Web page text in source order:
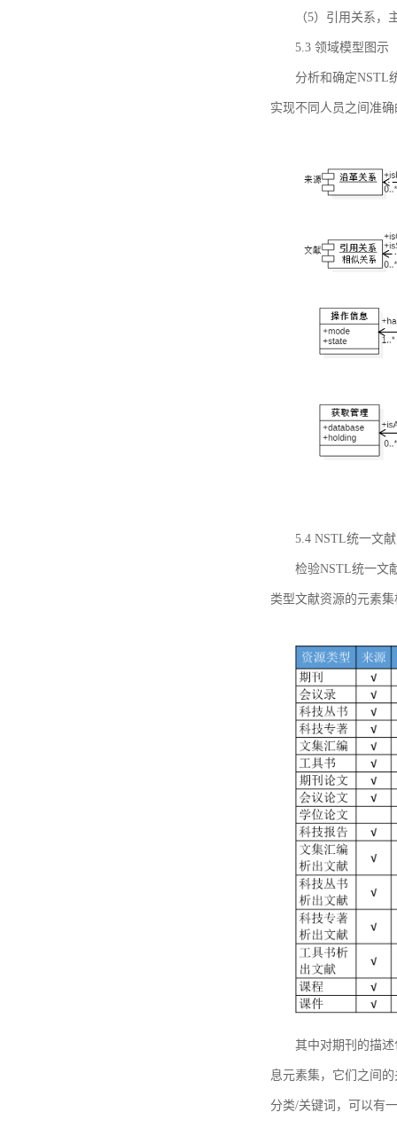
（5）引用关系，
5.3 领域模型图示
分析和确定NSTL
实现不同人员之间准
5.4 NSTL统一文
检验NSTL统一文
类型文献资源的元素
其中对期刊的描
息元素集，它们之间
分类/关键词，可以有